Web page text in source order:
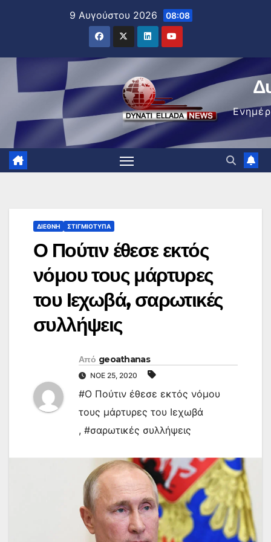
9 Αυγούστου 2026 08:08
ΔΙΕΘΝΉ ΣΤΙΓΜΙΌΤΥΠΑ
Ο Πούτιν έθεσε εκτός
νόμου τους μάρτυρες
του Ιεχωβά, σαρωτικές
συλλήψεις
Από geoathanas
ΝΟΈ 25, 2020
#Ο Πούτιν έθεσε εκτός νόμου
τους μάρτυρες του Ιεχωβά
, #σαρωτικές συλλήψεις